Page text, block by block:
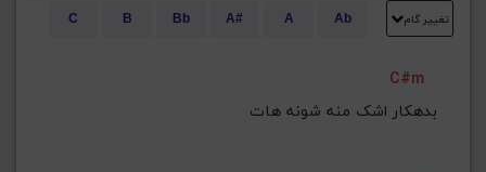
تغییر گام Ab
A
A#
Bb
B
C
C#m
بدهکار اشک منه شونه‌ هات